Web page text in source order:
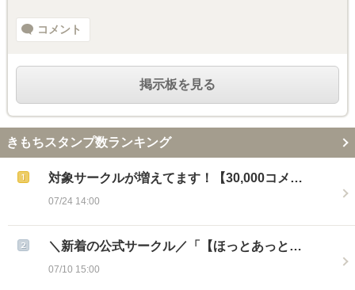
コメント
掲示板を見る
きもちスタンプ数ランキング
対象サークルが増えてます！【30,000コメ…
07/24 14:00
＼新着の公式サークル／「【ほっとあっと…
07/10 15:00